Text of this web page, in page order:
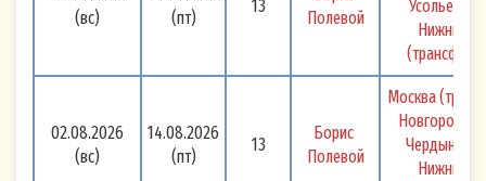
(вс)
(пт)
13
Полевой
Усолье -
Нижний
02.08.2026
(вс)
14.08.2026
(пт)
13
Борис
Полевой
Москва
Новгород -
Чердынь,
Нижний